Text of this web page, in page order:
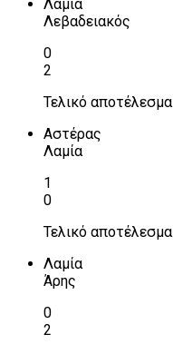
Λαμία
Λεβαδειακός
0
2
Τελικό αποτέλεσμα
Αστέρας
Λαμία
1
0
Τελικό αποτέλεσμα
Λαμία
Άρης
0
2